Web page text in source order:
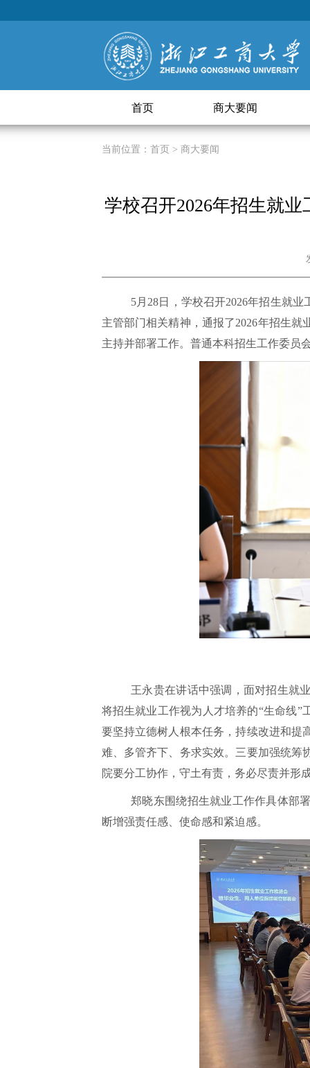
首页 商大要闻
当前位置： 首页 > 商大要闻
学校召开2026年招生就
5月28日，学校召开2026年招生就
主管部门相关精神，通报了2026年招生
主持并部署工作。普通本科招生工作委员
王永贵在讲话中强调，面对招生就
将招生就业工作视为人才培养的“生命线”
要坚持立德树人根本任务，持续改进和提
难、多管齐下、务求实效。 三要加强统筹
院要分工协作，守土有责，务必尽责并形
郑晓东围绕招生就业工作作具体部
断增强责任感、使命感和紧迫感。